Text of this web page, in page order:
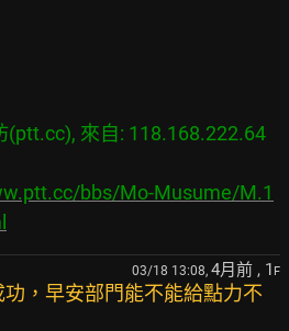
(ptt.cc), 來自: 118.168.222.64
bbs/Mo-Musume/M.1
03/18 13:08, 4月前 , 1 F
，早安部門能不能給點力不